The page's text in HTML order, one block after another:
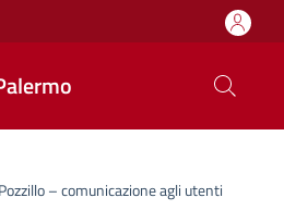
– comunicazione agli utenti